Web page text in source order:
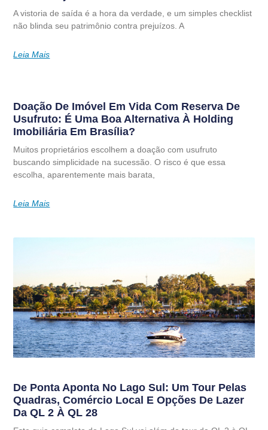
A vistoria de saída é a hora da verdade, e um simples checklist
não blinda seu patrimônio contra prejuízos. A
Leia Mais
Doação De Imóvel Em Vida Com Reserva De
Usufruto: É Uma Boa Alternativa À Holding
Imobiliária Em Brasília?
Muitos proprietários escolhem a doação com usufruto
buscando simplicidade na sucessão. O risco é que essa
escolha, aparentemente mais barata,
Leia Mais
De Ponta Aponta No Lago Sul: Um Tour Pelas
Quadras, Comércio Local E Opções De Lazer
Da QL 2 À QL 28